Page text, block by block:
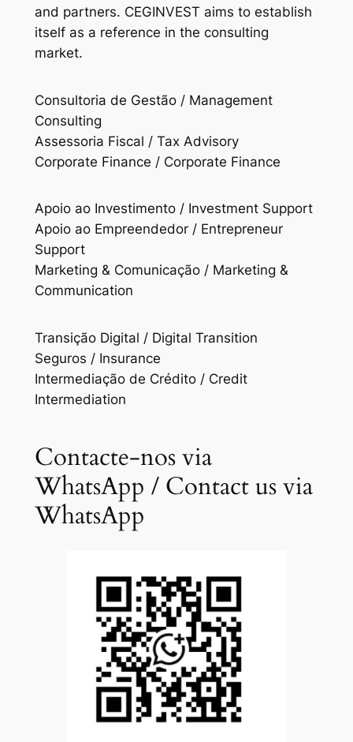
and partners. CEGINVEST aims to establish
itself as a reference in the consulting
market.
Consultoria de Gestão / Management
Consulting
Assessoria Fiscal / Tax Advisory
Corporate Finance / Corporate Finance
Apoio ao Investimento / Investment Support
Apoio ao Empreendedor / Entrepreneur
Support
Marketing & Comunicação / Marketing &
Communication
Transição Digital / Digital Transition
Seguros / Insurance
Intermediação de Crédito / Credit
Intermediation
Contacte-nos via
WhatsApp / Contact us via
WhatsApp